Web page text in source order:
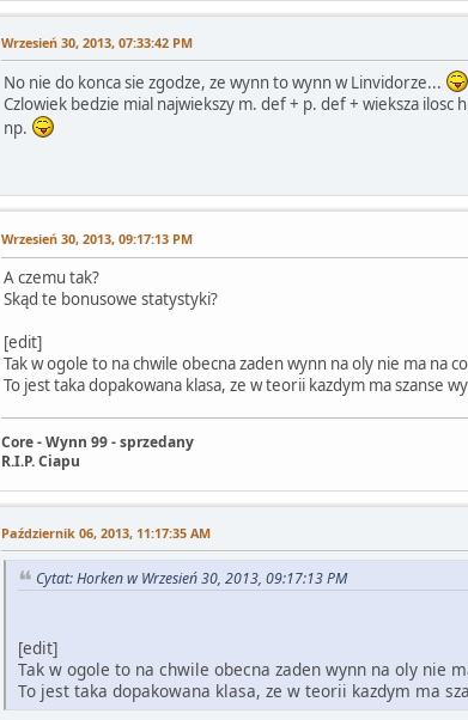
Wrzesień 30, 2013, 07:33:42 PM
No nie do konca sie zgodze, ze wynn to wynn w Linvidorze...
Czlowiek bedzie mial najwiekszy m. def + p. def + wieksza
np.
Wrzesień 30, 2013, 09:17:13 PM
A czemu tak?
Skąd te bonusowe statystyki?
[edit]
Tak w ogole to na chwile obecna zaden wynn na oly nie ma na
To jest taka dopakowana klasa, ze w teorii kazdym ma szanse
Core - Wynn 99 - sprzedany
R.I.P. Ciapu
Październik 06, 2013, 11:17:35 AM
Cytat: Horken w Wrzesień 30, 2013, 09:17:13 PM
[edit]
Tak w ogole to na chwile obecna zaden wynn na oly nie
To jest taka dopakowana klasa, ze w teorii kazdym ma